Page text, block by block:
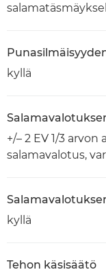
kyllä
+/– 2 EV 1/3
salamavalotus,
kyllä
Tehon käsisäätö